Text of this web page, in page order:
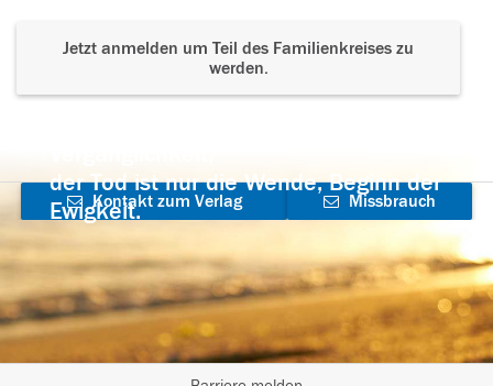
Jetzt anmelden um Teil des Familienkreises zu
werden.
der Tod ist nur die Wende, Beginn der
Ewigkeit.
Kontakt zum Verlag
aufnehmen
Missbrauch